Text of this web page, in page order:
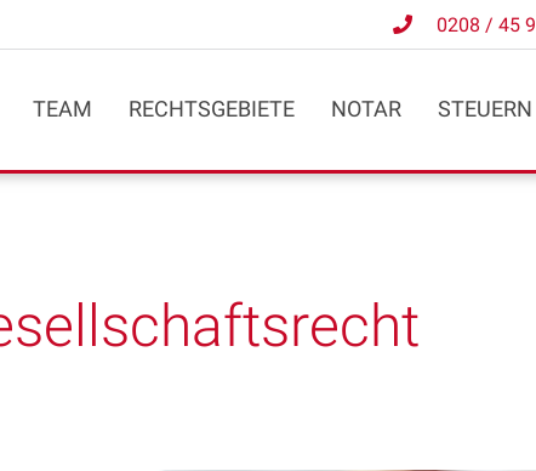
0208 / 45
TEAM RECHTSGEBIETE NOTAR STEUERN